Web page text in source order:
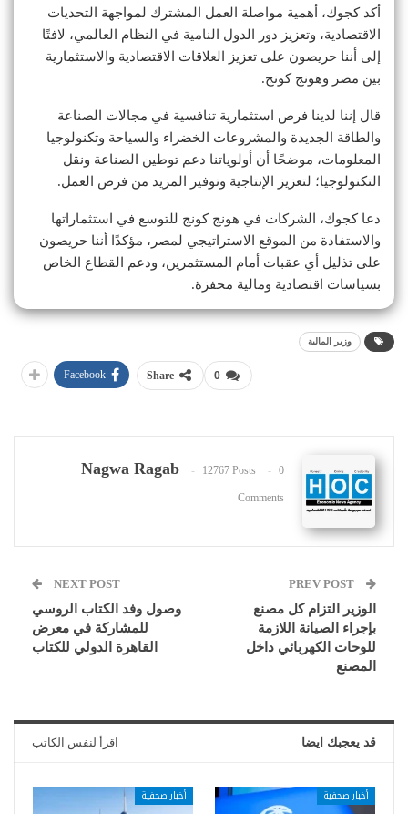
أكد كجوك، أهمية مواصلة العمل المشترك لمواجهة التحديات
الاقتصادية، وتعزيز دور الدول النامية في النظام العالمي، لافتًا
إلى أننا حريصون على تعزيز العلاقات الاقتصادية والاستثمارية
بين مصر وهونج كونج.
قال إننا لدينا فرص استثمارية تنافسية في مجالات الصناعة
والطاقة الجديدة والمشروعات الخضراء والسياحة وتكنولوجيا
المعلومات، موضحًا أن أولوياتنا دعم توطين الصناعة ونقل
التكنولوجيا؛ لتعزيز الإنتاجية وتوفير المزيد من فرص العمل.
دعا كجوك، الشركات في هونج كونج للتوسع في استثماراتها
والاستفادة من الموقع الاستراتيجي لمصر، مؤكدًا أننا حريصون
على تذليل أي عقبات أمام المستثمرين، ودعم القطاع الخاص
بسياسات اقتصادية ومالية محفزة.
وزير المالية
0
Share
Facebook
Nagwa Ragab 12767 Posts 0
Comments
الوزير التزام كل مصنع
بإجراء الصيانة اللازمة
للوحات الكهربائي داخل
المصنع
NEXT POST
وصول وفد الكتاب الروسي
للمشاركة في معرض
القاهرة الدولي للكتاب
قد يعجبك ايضا اقرأ لنفس الكاتب
أخبار صحفية أخبار صحفية